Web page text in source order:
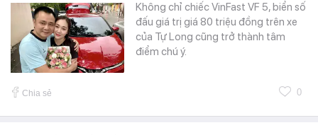
Không chỉ chiếc VinFast VF 5, biển số
đấu giá trị giá 80 triệu đồng trên xe
của Tự Long cũng trở thành tâm
điểm chú ý.
Chia sẻ 0